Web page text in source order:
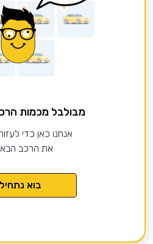
מבולבל מכמות
אנחנו כאן כדי
את הרכב
בוא